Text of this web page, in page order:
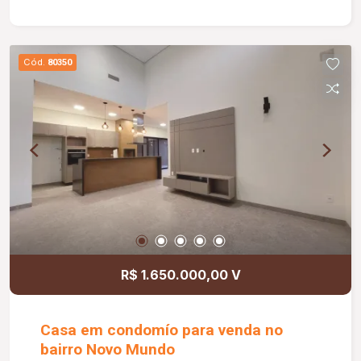
Cód. 80350
R$ 1.650.000,00 V
Casa em condomío para venda no
bairro Novo Mundo